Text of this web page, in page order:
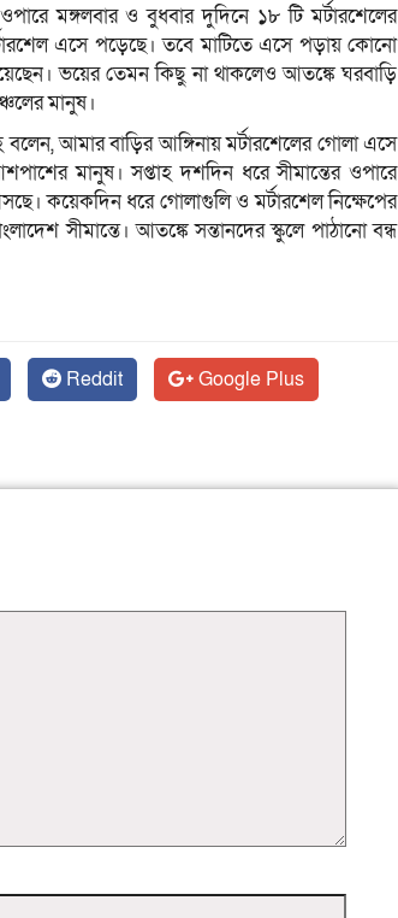
মঙ্গলবার ও বুধবার দুদিনে ১৮ টি মর্টারশেলের
এসে পড়েছে। তবে মাটিতে এসে পড়ায় কোনো
ভয়ের তেমন কিছু না থাকলেও আতঙ্কে ঘরবাড়ি
মানুষ।
বলেন, আমার বাড়ির আঙ্গিনায় মর্টারশেলের গোলা এসে
মানুষ। সপ্তাহ দশদিন ধরে সীমান্তের ওপারে
কয়েকদিন ধরে গোলাগুলি ও মর্টারশেল নিক্ষেপের
সীমান্তে। আতঙ্কে সন্তানদের স্কুলে পাঠানো বন্ধ
Reddit
Google Plus